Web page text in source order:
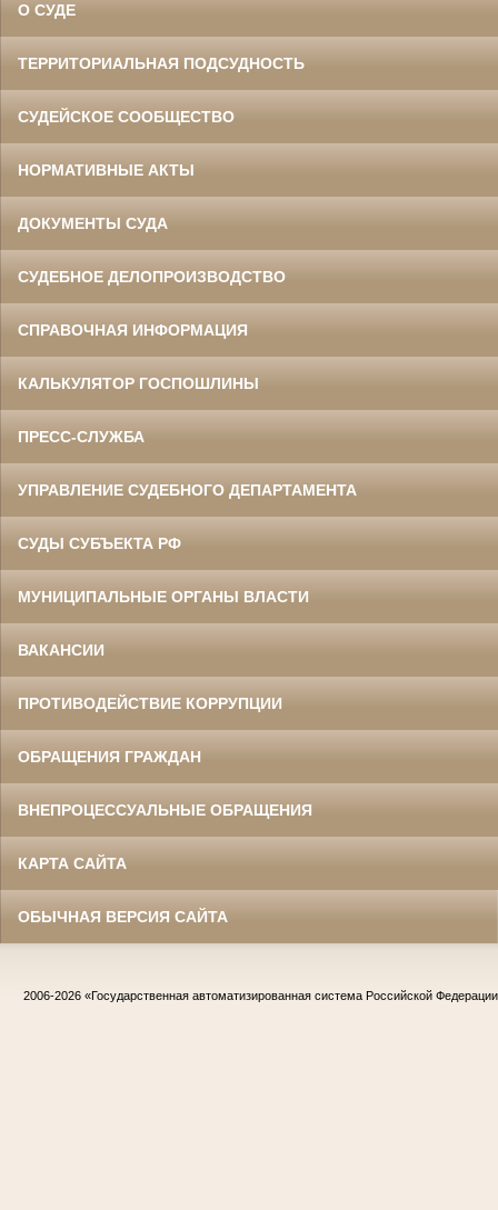
О СУДЕ
ТЕРРИТОРИАЛЬНАЯ ПОДСУДНОСТЬ
СУДЕЙСКОЕ СООБЩЕСТВО
НОРМАТИВНЫЕ АКТЫ
ДОКУМЕНТЫ СУДА
СУДЕБНОЕ ДЕЛОПРОИЗВОДСТВО
СПРАВОЧНАЯ ИНФОРМАЦИЯ
КАЛЬКУЛЯТОР ГОСПОШЛИНЫ
ПРЕСС-СЛУЖБА
УПРАВЛЕНИЕ СУДЕБНОГО ДЕПАРТАМЕНТА
СУДЫ СУБЪЕКТА РФ
МУНИЦИПАЛЬНЫЕ ОРГАНЫ ВЛАСТИ
ВАКАНСИИ
ПРОТИВОДЕЙСТВИЕ КОРРУПЦИИ
ОБРАЩЕНИЯ ГРАЖДАН
ВНЕПРОЦЕССУАЛЬНЫЕ ОБРАЩЕНИЯ
КАРТА САЙТА
ОБЫЧНАЯ ВЕРСИЯ САЙТА
2006-2026 «Государственная автоматизированная система Российской